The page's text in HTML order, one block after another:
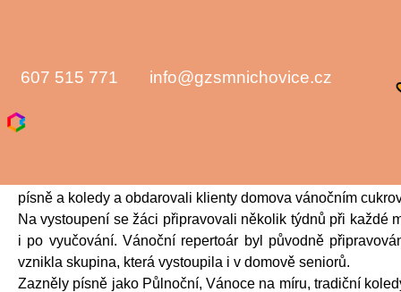
607 515 771 info@gzsmnichovice.cz
Vánoční zpívání v DS Blaník
11 ledna, 2026
písně a koledy a obdarovali klienty domova vánočním
Na vystoupení se žáci připravovali několik týdnů při každé
i po vyučování. Vánoční repertoár byl původně
vznikla skupina, která vystoupila i v domově seniorů.
Zazněly písně jako Půlnoční, Vánoce na míru, tradiční